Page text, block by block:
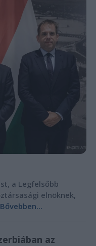
a Legfelsőbb
elnöknek,
Bővebben...
az